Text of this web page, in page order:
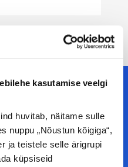
kasutamise veelgi
huvitab, näitame sulle
nuppu „Nõustun kõigiga“,
ja teistele selle ärigrupi
küpsiseid
leiad!
kõik vajaliku, et olla